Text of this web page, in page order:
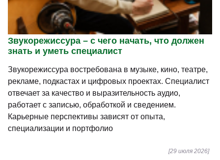
Звукорежиссура – с чего начать, что должен
знать и уметь специалист
Звукорежиссура востребована в музыке, кино, театре,
рекламе, подкастах и цифровых проектах. Специалист
отвечает за качество и выразительность аудио,
работает с записью, обработкой и сведением.
Карьерные перспективы зависят от опыта,
специализации и портфолио
[29 июля 2026]